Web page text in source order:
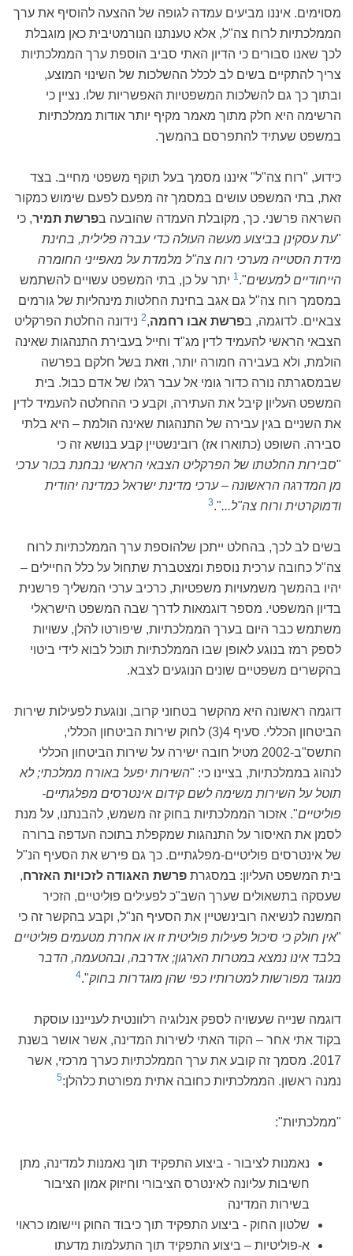
מסוימים. איננו מביעים עמדה לגופה של ההצעה להוסיף את ערך
הממלכתיות לרוח צה"ל, אלא טענתנו הנורמטיבית כאן מוגבלת
לכך שאנו סבורים כי הדיון האתי סביב הוספת ערך הממלכתיות
צריך להתקיים בשים לב לכלל ההשלכות של השינוי המוצע,
ובתוך כך גם להשלכות המשפטיות האפשריות שלו. נציין כי
הרשימה היא חלק מתוך מאמר מקיף יותר אודות ממלכתיות
במשפט שעתיד להתפרסם בהמשך.
כידוע, "רוח צה"ל" איננו מסמך בעל תוקף משפטי מחייב. בצד
זאת, בתי המשפט עושים במסמך זה מפעם לפעם שימוש כמקור
השראה פרשני. כך, מקובלת העמדה שהובעה בפרשת תמיר, כי
"עת עסקינן בביצוע מעשה העולה כדי עברה פלילית, בחינת
מידת הסטייה מערכי רוח צה"ל מלמדת על מאפייני החומרה
הייחודיים למעשים".
1 יתר על כן, בתי המשפט עשויים להשתמש
במסמך רוח צה"ל גם אגב בחינת החלטות מינהליות של גורמים
צבאיים. לדוגמה, בפרשת אבו רחמה,
2 נידונה החלטת הפרקליט
הצבאי הראשי להעמיד לדין מג"ד וחייל בעבירת התנהגות שאינה
הולמת, ולא בעבירה חמורה יותר, וזאת בשל חלקם בפרשה
שבמסגרתה נורה כדור גומי אל עבר רגלו של אדם כבול. בית
המשפט העליון קיבל את העתירה, וקבע כי ההחלטה להעמיד לדין
את השניים בגין עבירה של התנהגות שאינה הולמת – היא בלתי
סבירה. השופט (כתוארו אז) רובינשטיין קבע בנושא זה כי
"סבירות החלטתו של הפרקליט הצבאי הראשי נבחנת בכור ערכי
מן המדרגה הראשונה – ערכי מדינת ישראל כמדינה יהודית
ודמוקרטית ורוח צה"ל...".
3
בשים לב לכך, בהחלט ייתכן שלהוספת ערך הממלכתיות לרוח
צה"ל כחובה ערכית נוספת ומצטברת שתחול על כלל החיילים –
יהיו בהמשך משמעויות משפטיות, כרכיב ערכי המשליך פרשנית
בדיון המשפטי. מספר דוגמאות לדרך שבה המשפט הישראלי
משתמש כבר היום בערך הממלכתיות, שיפורטו להלן, עשויות
לספק רמז בנוגע לאופן שבו הממלכתיות תוכל לבוא לידי ביטוי
בהקשרים משפטיים שונים הנוגעים לצבא.
דוגמה ראשונה היא מהקשר בטחוני קרוב, ונוגעת לפעילות שירות
הביטחון הכללי. סעיף 4(3) לחוק שירות הביטחון הכללי,
התשס"ב-2002 מטיל חובה ישירה על שירות הביטחון הכללי
לנהוג בממלכתיות, בציינו כי: "השירות יפעל באורח ממלכתי; לא
תוטל על השירות משימה לשם קידום אינטרסים מפלגתיים-
פוליטיים". אזכור הממלכתיות בחוק זה משמש, להבנתנו, על מנת
לסמן את האיסור על התנהגות שמקפלת בתוכה העדפה ברורה
של אינטרסים פוליטיים-מפלגתיים. כך גם פירש את הסעיף הנ"ל
בית המשפט העליון: במסגרת פרשת האגודה לזכויות האזרח,
שעסקה בתשאולים שערך השב"כ לפעילים פוליטיים, הזכיר
המשנה לנשיאה רובינשטיין את הסעיף הנ"ל, וקבע בהקשר זה כי
"אין חולק כי סיכול פעילות פוליטית זו או אחרת מטעמים פוליטיים
בלבד אינו נמצא במטרות הארגון; אדרבה, ובהטעמה, הדבר
מנוגד מפורשות למטרותיו כפי שהן מוגדרות בחוק".
4
דוגמה שנייה שעשויה לספק אנלוגיה רלוונטית לענייננו עוסקת
בקוד אתי אחר – הקוד האתי לשירות המדינה, אשר אושר בשנת
2017. מסמך זה קובע את ערך הממלכתיות כערך מרכזי, אשר
נמנה ראשון. הממלכתיות כחובה אתית מפורטת כלהלן:5
"ממלכתיות":
נאמנות לציבור - ביצוע התפקיד תוך נאמנות למדינה, מתן
חשיבות עליונה לאינטרס הציבורי וחיזוק אמון הציבור
בשירות המדינה
שלטון החוק - ביצוע התפקיד תוך כיבוד החוק ויישומו כראוי
א-פוליטיות – ביצוע התפקיד תוך התעלמות מדעתו